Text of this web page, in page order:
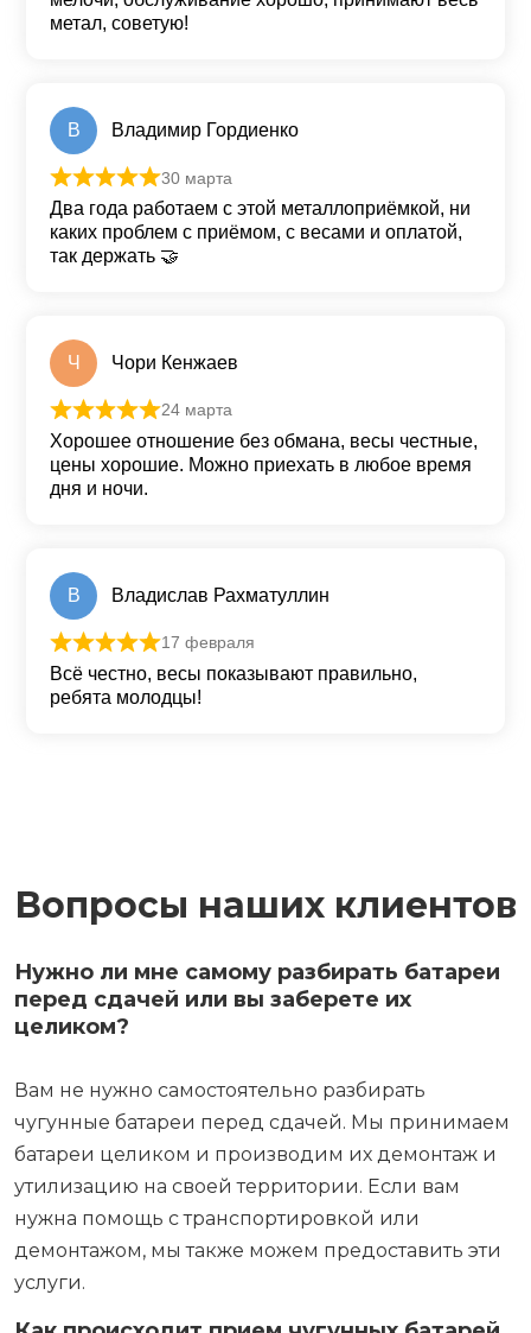
метал, советую!
В Владимир Гордиенко
Оценка из 5
30 марта
Два года работаем с этой металлоприёмкой, ни
каких проблем с приёмом, с весами и оплатой,
так держать 🤝
Ч Чори Кенжаев
Оценка из 5
24 марта
Хорошее отношение без обмана, весы честные,
цены хорошие. Можно приехать в любое время
дня и ночи.
В Владислав Рахматуллин
Оценка из 5
17 февраля
Всё честно, весы показывают правильно,
ребята молодцы!
Вопросы наших клиентов
Нужно ли мне самому разбирать батареи
перед сдачей или вы заберете их
целиком?
Вам не нужно самостоятельно разбирать
чугунные батареи перед сдачей. Мы принимаем
батареи целиком и производим их демонтаж и
утилизацию на своей территории. Если вам
нужна помощь с транспортировкой или
демонтажом, мы также можем предоставить эти
услуги.